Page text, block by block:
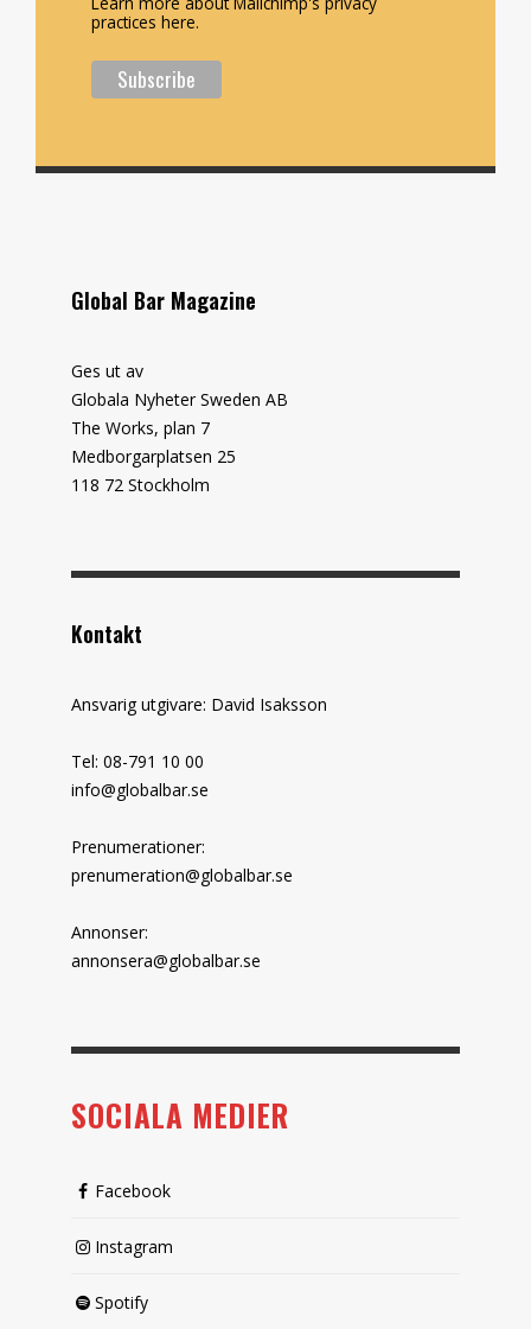
practices here.
Global Bar Magazine
Ges ut av
Globala Nyheter Sweden AB
The Works, plan 7
Medborgarplatsen 25
118 72 Stockholm
Kontakt
Ansvarig utgivare: David Isaksson
Tel: 08-791 10 00
info@globalbar.se
Prenumerationer:
prenumeration@globalbar.se
Annonser:
annonsera@globalbar.se
SOCIALA MEDIER
Facebook
Instagram
Spotify